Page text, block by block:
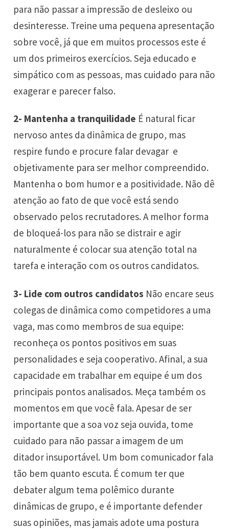
para não passar a impressão de desleixo ou
desinteresse. Treine uma pequena apresentação
sobre você, já que em muitos processos este é
um dos primeiros exercícios. Seja educado e
simpático com as pessoas, mas cuidado para não
exagerar e parecer falso.
2- Mantenha a tranquilidade É natural ficar
nervoso antes da dinâmica de grupo, mas
respire fundo e procure falar devagar e
objetivamente para ser melhor compreendido.
Mantenha o bom humor e a positividade. Não dê
atenção ao fato de que você está sendo
observado pelos recrutadores. A melhor forma
de bloqueá-los para não se distrair e agir
naturalmente é colocar sua atenção total na
tarefa e interação com os outros candidatos.
3- Lide com outros candidatos Não encare seus
colegas de dinâmica como competidores a uma
vaga, mas como membros de sua equipe:
reconheça os pontos positivos em suas
personalidades e seja cooperativo. Afinal, a sua
capacidade em trabalhar em equipe é um dos
principais pontos analisados. Meça também os
momentos em que você fala. Apesar de ser
importante que a soa voz seja ouvida, tome
cuidado para não passar a imagem de um
ditador insuportável. Um bom comunicador fala
tão bem quanto escuta. É comum ter que
debater algum tema polêmico durante
dinâmicas de grupo, e é importante defender
suas opiniões, mas jamais adote uma postura